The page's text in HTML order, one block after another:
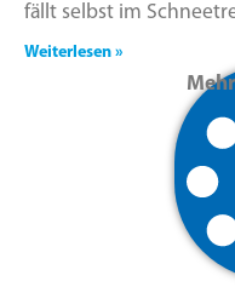
fällt selbst im
Weiterlesen »